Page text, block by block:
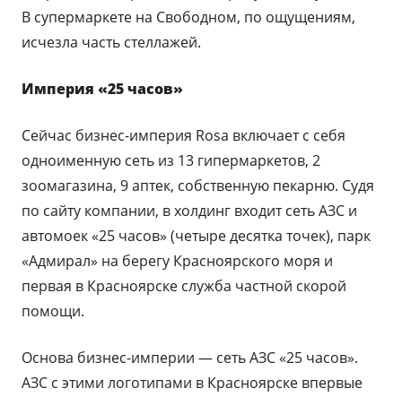
В супермаркете на Свободном, по ощущениям,
исчезла часть стеллажей.
Империя «25 часов»
Сейчас бизнес-империя Rosa включает с себя
одноименную сеть из 13 гипермаркетов, 2
зоомагазина, 9 аптек, собственную пекарню. Судя
по сайту компании, в холдинг входит сеть АЗС и
автомоек «25 часов» (четыре десятка точек), парк
«Адмирал» на берегу Красноярского моря и
первая в Красноярске служба частной скорой
помощи.
Основа бизнес-империи — сеть АЗС «25 часов».
АЗС с этими логотипами в Красноярске впервые